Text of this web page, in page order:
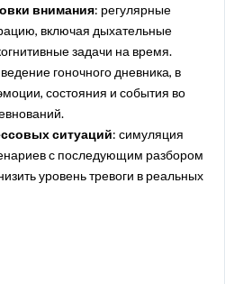
внимания: регулярные
включая дыхательные
задачи на время.
гоночного дневника, в
состояния и события во
ситуаций: симуляция
с последующим разбором
уровень тревоги в реальных